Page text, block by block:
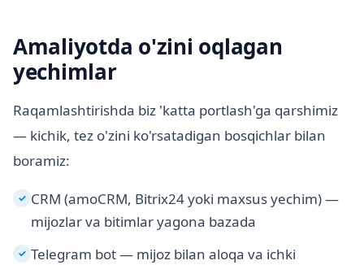
Amaliyotda o'zini oqlagan
yechimlar
Raqamlashtirishda biz 'katta portlash'ga qarshimiz
— kichik, tez o'zini ko'rsatadigan bosqichlar bilan
boramiz:
✓ CRM (amoCRM, Bitrix24 yoki maxsus yechim) —
mijozlar va bitimlar yagona bazada
✓ Telegram bot — mijoz bilan aloqa va ichki